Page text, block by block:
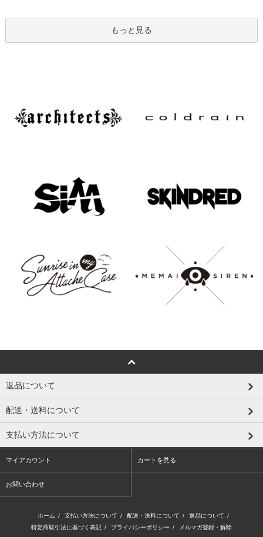
もっと見る
返品について
配送・送料について
支払い方法について
マイアカウント カートを見る
お問い合わせ
ホーム / 支払い方法について / 配送・送料について / 返品について /
特定商取引法に基づく表記 / プライバシーポリシー / メルマガ登録・解除